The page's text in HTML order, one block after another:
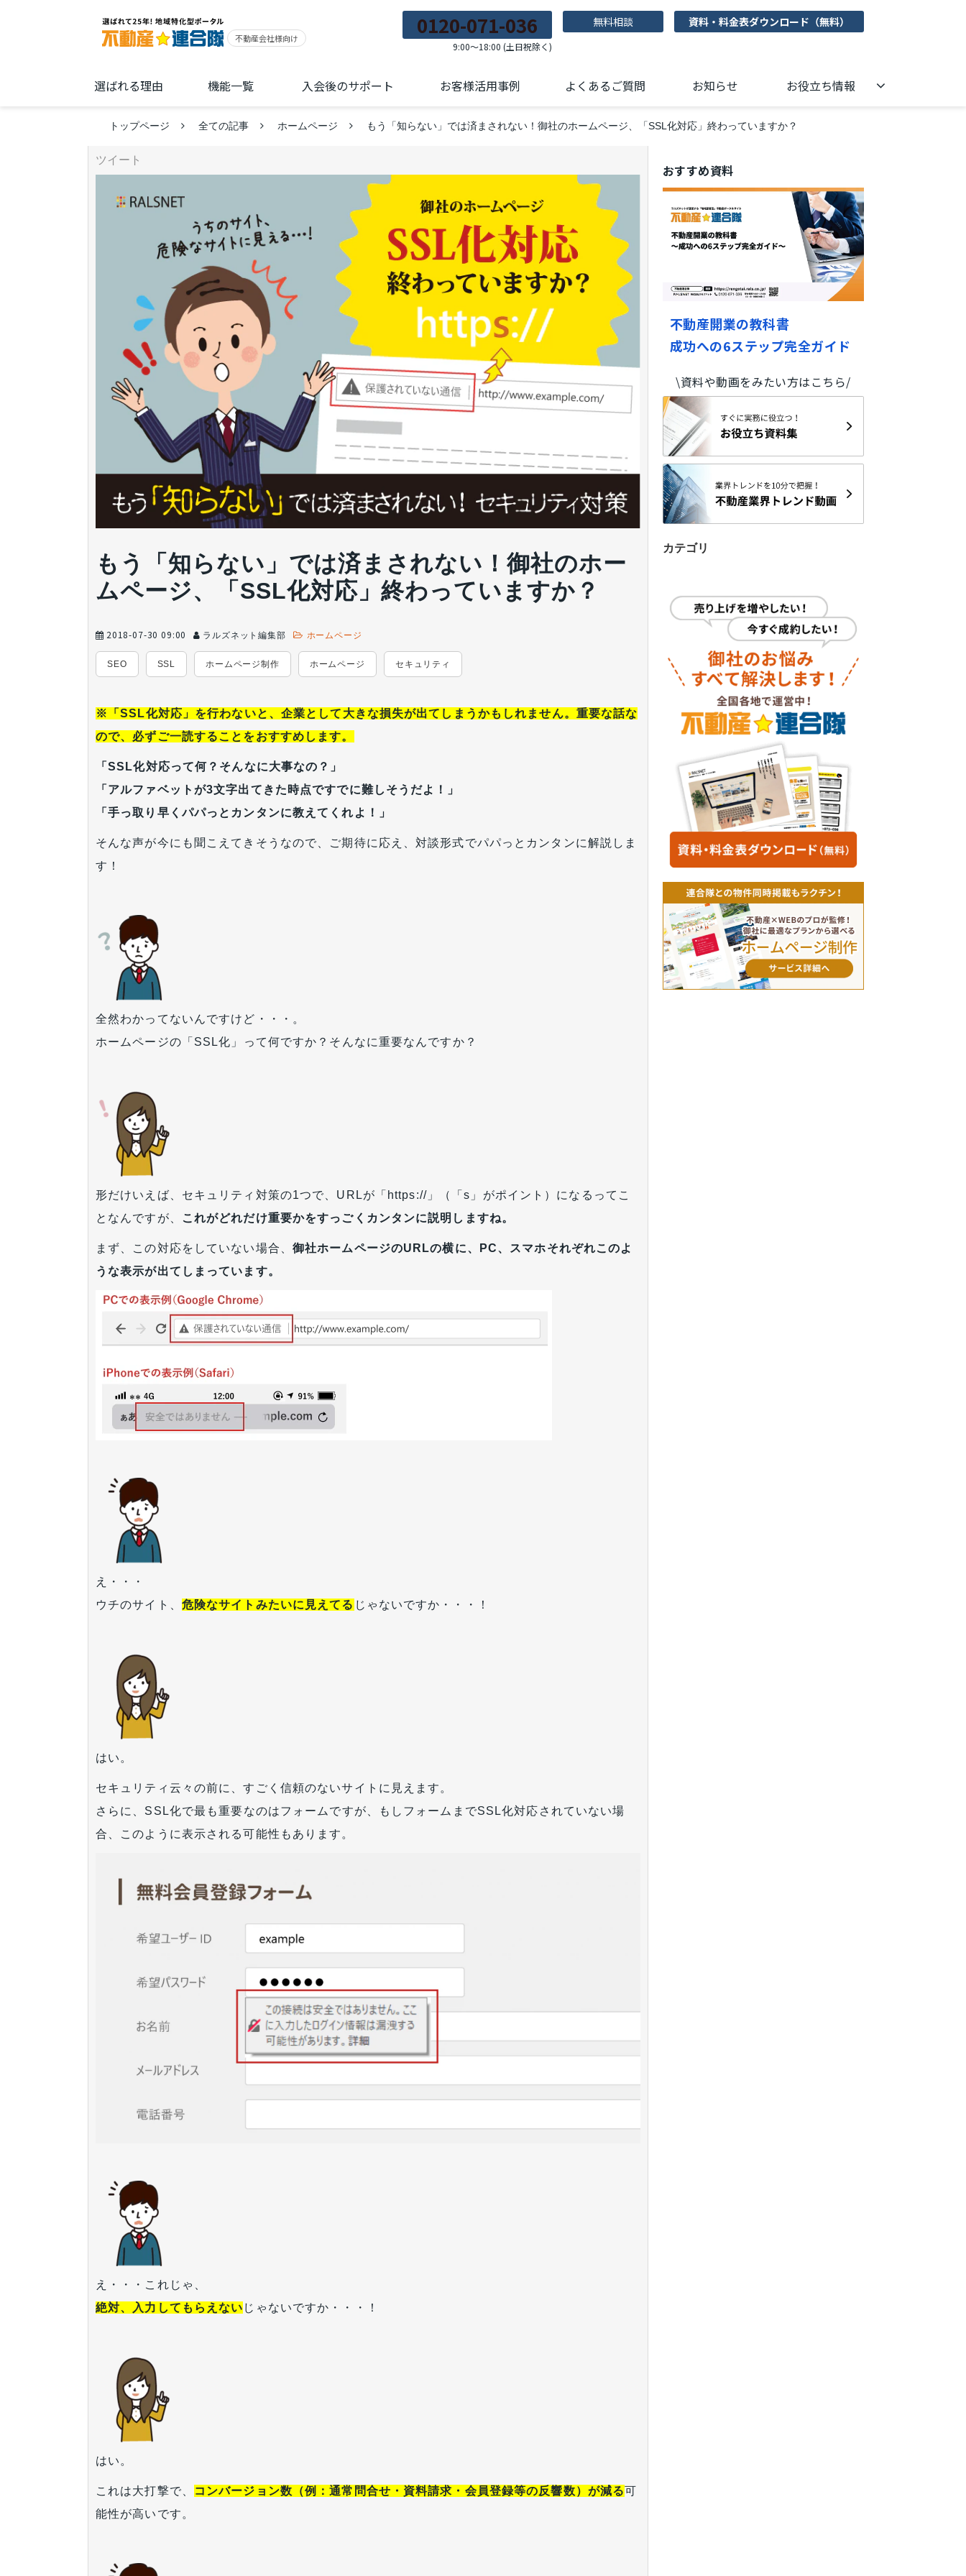
0120-071-036
9:00～18:00 (土日祝除く)
無料相談 資料・料金表ダウンロード（無料）
選ばれる理由 機能一覧 入会後のサポート お客様活用事例 よくあるご質問 お知らせ お役立ち情報
トップページ 全ての記事 ホームページ もう「知らない」では済まされない！御社のホームページ、「SSL化対応」終わっていますか？
ツイート
もう「知らない」では済まされない！御社のホー
ムページ、「SSL化対応」終わっていますか？
2018-07-30 09:00 ラルズネット編集部 ホームページ
SEO SSL ホームページ制作 ホームページ セキュリティ
※「SSL化対応」を行わないと、企業として大きな損失が出てしまうかもしれません。重要な話な
ので、必ずご一読することをおすすめします。
「SSL化対応って何？そんなに大事なの？」
「アルファベットが3文字出てきた時点ですでに難しそうだよ！」
「手っ取り早くパパっとカンタンに教えてくれよ！」
そんな声が今にも聞こえてきそうなので、ご期待に応え、対談形式でパパっとカンタンに解説しま
す！
全然わかってないんですけど・・・。
ホームページの「SSL化」って何ですか？そんなに重要なんですか？
形だけいえば、セキュリティ対策の1つで、URLが「https://」（「s」がポイント）になるってこ
となんですが、
これがどれだけ重要かをすっごくカンタンに説明しますね。
まず、この対応をしていない場合、 御社ホームページのURLの横に、PC、スマホそれぞれこのよ
うな表示が出てしまっています。
え・・・
ウチのサイト、 危険なサイトみたいに見えてる じゃないですか・・・！
はい。
セキュリティ云々の前に、すごく信頼のないサイトに見えます。
さらに、SSL化で最も重要なのはフォームですが、もしフォームまでSSL化対応されていない場
合、このように表示される可能性もあります。
え・・・これじゃ、
絶対、入力してもらえない じゃないですか・・・！
はい。
これは大打撃で、 コンバージョン数（例：通常問合せ・資料請求・会員登録等の反響数）が減る可
能性が高いです。
おすすめ資料
不動産開業の教科書
成功への6ステップ完全ガイド
\資料や動画をみたい方はこちら/
カテゴリ